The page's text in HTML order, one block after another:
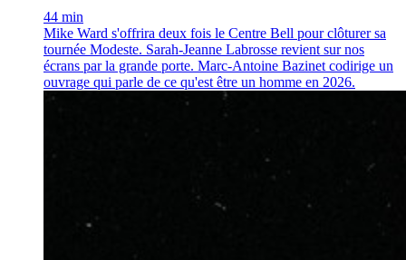
44 min
Mike Ward s'offrira deux fois le Centre Bell pour clôturer sa
tournée Modeste. Sarah-Jeanne Labrosse revient sur nos
écrans par la grande porte. Marc-Antoine Bazinet codirige un
ouvrage qui parle de ce qu'est être un homme en 2026.